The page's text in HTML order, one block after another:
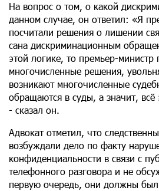
На вопрос о том, о какой
данном случае, он ответил: «Я
посчитали решения о лишении
сана дискриминационным
этой логике, то премьер-министр
многочисленные решения,
возникают многочисленные
обращаются в суды, а значит, всё
- сказал он.
Адвокат отметил, что
возбуждали дело по факту
конфиденциальности в связи с
телефонного разговора и не
первую очередь, они должны